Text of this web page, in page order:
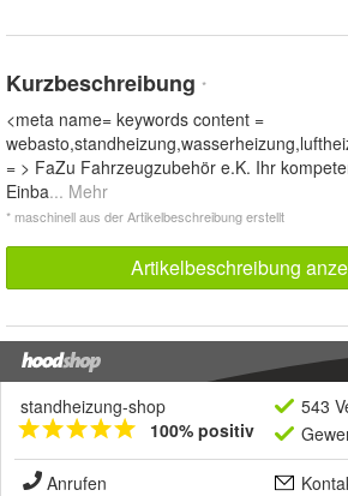
Kurzbeschreibung *
<meta name= keywords content =
= > FaZu Fahrzeugzubehör e.K. Ihr
Einba... Mehr
* maschinell aus der Artikelbeschreibung erstellt
Artikelbeschreibung
standheizung-shop
100% positiv
543
Anrufen